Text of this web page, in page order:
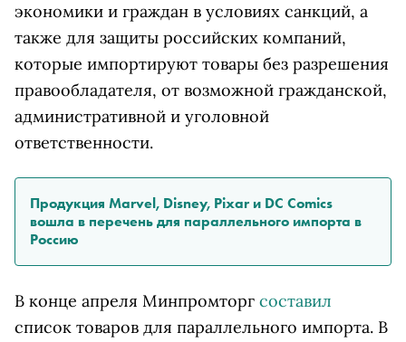
экономики и граждан в условиях санкций, а
также для защиты российских компаний,
которые импортируют товары без разрешения
правообладателя, от возможной гражданской,
административной и уголовной
ответственности.
Продукция Marvel, Disney, Pixar и DC Comics
вошла в перечень для параллельного импорта в
Россию
В конце апреля Минпромторг составил
список товаров для параллельного импорта. В